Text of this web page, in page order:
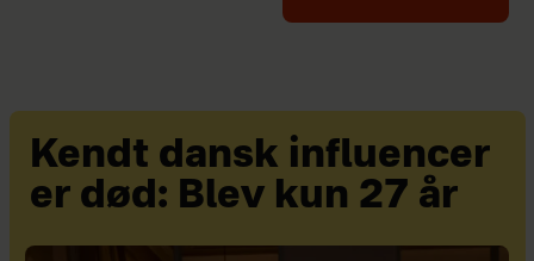
Kendt dansk influencer
er død: Blev kun 27 år